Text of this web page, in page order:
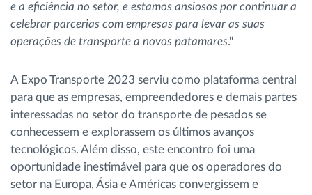
e a eficiência no setor, e estamos ansiosos por continuar a
celebrar parcerias com empresas para levar as suas
operações de transporte a novos patamares."
A Expo Transporte 2023 serviu como plataforma central
para que as empresas, empreendedores e demais partes
interessadas no setor do transporte de pesados se
conhecessem e explorassem os últimos avanços
tecnológicos. Além disso, este encontro foi uma
oportunidade inestimável para que os operadores do
setor na Europa, Ásia e Américas convergissem e